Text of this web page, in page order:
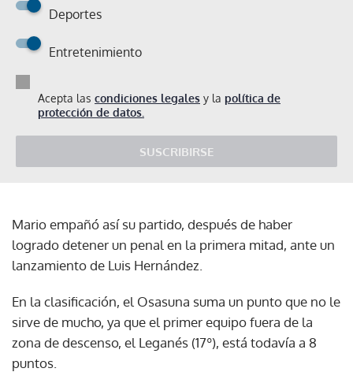
Deportes
Entretenimiento
Acepta las condiciones legales y la política de
protección de datos.
SUSCRIBIRSE
Mario empañó así su partido, después de haber
logrado detener un penal en la primera mitad, ante un
lanzamiento de Luis Hernández.
En la clasificación, el Osasuna suma un punto que no le
sirve de mucho, ya que el primer equipo fuera de la
zona de descenso, el Leganés (17º), está todavía a 8
puntos.